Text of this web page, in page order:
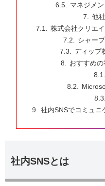
マネジメ
他
株式会社クリエ
シャー
ディップ
おすすめ
社内SNSでコミュニ
社内SNSとは